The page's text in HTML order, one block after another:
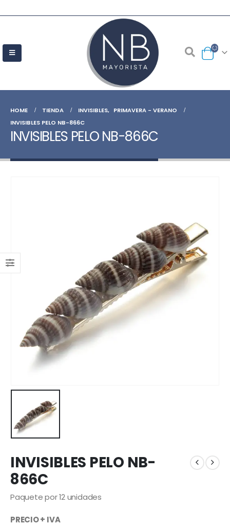
HOME TIENDA INVISIBLES, PRIMAVERA - VERANO
INVISIBLES PELO NB-866C
INVISIBLES PELO NB-866C
INVISIBLES PELO NB-
866C
Paquete por 12 unidades
PRECIO + IVA